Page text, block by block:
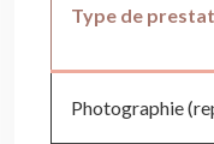
Type de
Photographie